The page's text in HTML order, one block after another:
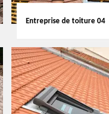
Entreprise de toiture 04